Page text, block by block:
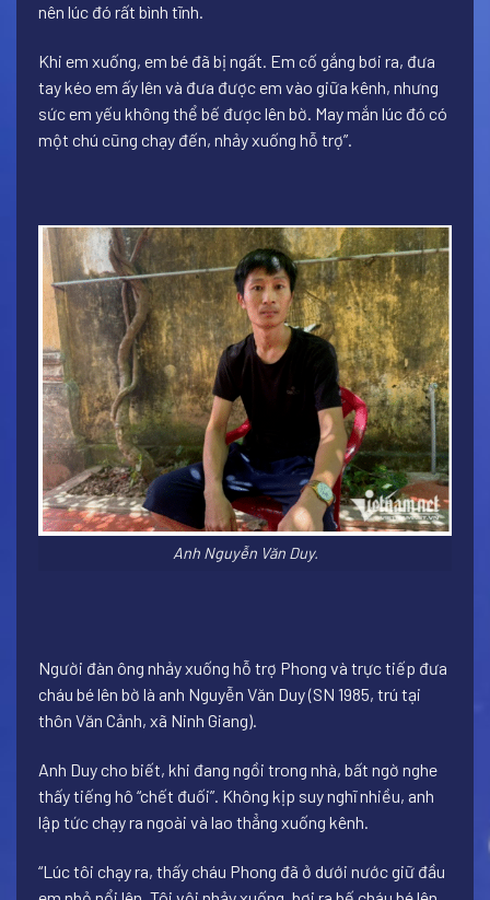
nên lúc đó rất bình tĩnh.
Khi em xuống, em bé đã bị ngất. Em cố gắng bơi ra, đưa
tay kéo em ấy lên và đưa được em vào giữa kênh, nhưng
sức em yếu không thể bế được lên bờ. May mắn lúc đó có
một chú cũng chạy đến, nhảy xuống hỗ trợ”.
Anh Nguyễn Văn Duy.
Người đàn ông nhảy xuống hỗ trợ Phong và trực tiếp đưa
cháu bé lên bờ là anh Nguyễn Văn Duy (SN 1985, trú tại
thôn Văn Cảnh, xã Ninh Giang).
Anh Duy cho biết, khi đang ngồi trong nhà, bất ngờ nghe
thấy tiếng hô “chết đuối”. Không kịp suy nghĩ nhiều, anh
lập tức chạy ra ngoài và lao thẳng xuống kênh.
“Lúc tôi chạy ra, thấy cháu Phong đã ở dưới nước giữ đầu